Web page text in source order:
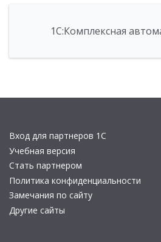
1С:Комплексная
Вход для партнеров 1С
Учебная версия
Стать партнером
Политика конфиденциальности
Замечания по сайту
Другие сайты